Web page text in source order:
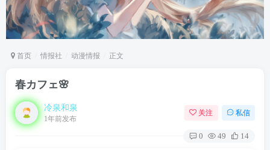
首页 情报社 动漫情报 正文
春カフェ🌸
冷泉和泉
1年前发布
关注 私信
0 49 14